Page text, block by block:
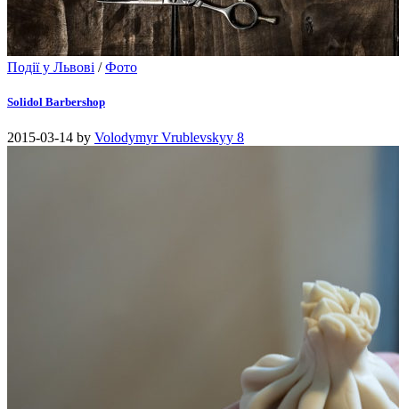
Події у Львові /Фото
Solidol Barbershop
2015-03-14 by Volodymyr Vrublevskyy 8